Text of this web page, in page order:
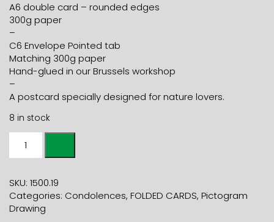
A6 double card – rounded edges
300g paper
–
C6 Envelope Pointed tab
Matching 300g paper
Hand-glued in our Brussels workshop
–
A postcard specially designed for nature lovers.
8 in stock
Card
mint
envelope
quantity
SKU: 1500.19
Categories: Condolences, FOLDED CARDS, Pictogram
Drawing